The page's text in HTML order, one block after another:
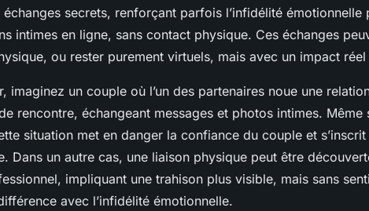
secrets, renforçant parfois l’infidélité émotionnelle
intimes en ligne, sans contact physique. Ces échanges
ou rester purement virtuels, mais avec un impact
imaginez un couple où l’un des partenaires noue une
rencontre, échangeant messages et photos intimes. Même
situation met en danger la confiance du couple et s’inscrit
Dans un autre cas, une liaison physique peut être
impliquant une trahison plus visible, mais sans
avec l’infidélité émotionnelle.